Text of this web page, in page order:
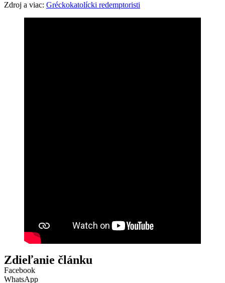
Zdroj a viac: Gréckokatolícki redemptoristi
Zdieľanie článku
Facebook
WhatsApp